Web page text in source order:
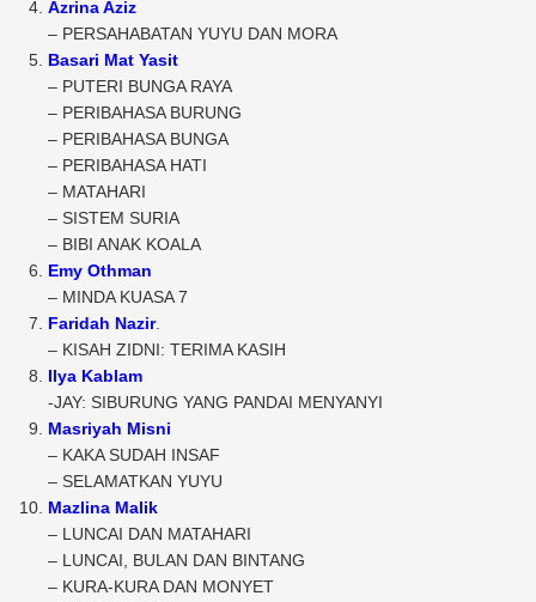
Azrina Aziz
– PERSAHABATAN YUYU DAN MORA
Basari Mat Yasit
– PUTERI BUNGA RAYA
– PERIBAHASA BURUNG
– PERIBAHASA BUNGA
– PERIBAHASA HATI
– MATAHARI
– SISTEM SURIA
– BIBI ANAK KOALA
Emy Othman
– MINDA KUASA 7
Faridah Nazir.
– KISAH ZIDNI: TERIMA KASIH
Ilya Kablam
-JAY: SIBURUNG YANG PANDAI MENYANYI
Masriyah Misni
– KAKA SUDAH INSAF
– SELAMATKAN YUYU
Mazlina Malik
– LUNCAI DAN MATAHARI
– LUNCAI, BULAN DAN BINTANG
– KURA-KURA DAN MONYET